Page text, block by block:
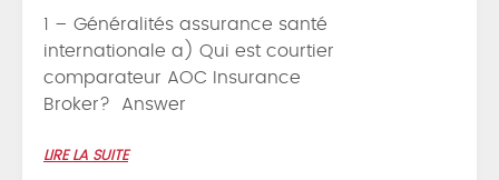
1 – Généralités assurance santé
internationale a) Qui est courtier
comparateur AOC Insurance
Broker? Answer
LIRE LA SUITE